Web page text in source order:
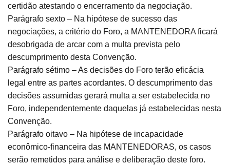
certidão atestando o encerramento da negociação.
Parágrafo sexto – Na hipótese de sucesso das
negociações, a critério do Foro, a MANTENEDORA ficará
desobrigada de arcar com a multa prevista pelo
descumprimento desta Convenção.
Parágrafo sétimo – As decisões do Foro terão eficácia
legal entre as partes acordantes. O descumprimento das
decisões assumidas gerará multa a ser estabelecida no
Foro, independentemente daquelas já estabelecidas nesta
Convenção.
Parágrafo oitavo – Na hipótese de incapacidade
econômico-financeira das MANTENEDORAS, os casos
serão remetidos para análise e deliberação deste foro.